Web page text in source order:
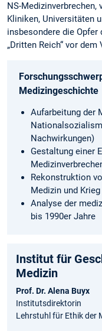
NS-Medizinverbrechen,
Kliniken, Universitäten
insbesondere die Opfer
„Dritten Reich“ vor
Medizingeschichte
Aufarbeitung der
Nachwirkungen)
Gestaltung einer
Rekonstruktion
Medizin und Krieg
Analyse der
bis 1990er Jahre
Institut für
Medizin
Prof. Dr. Alena Buyx
Institutsdirektorin
Lehrstuhl für Ethik der